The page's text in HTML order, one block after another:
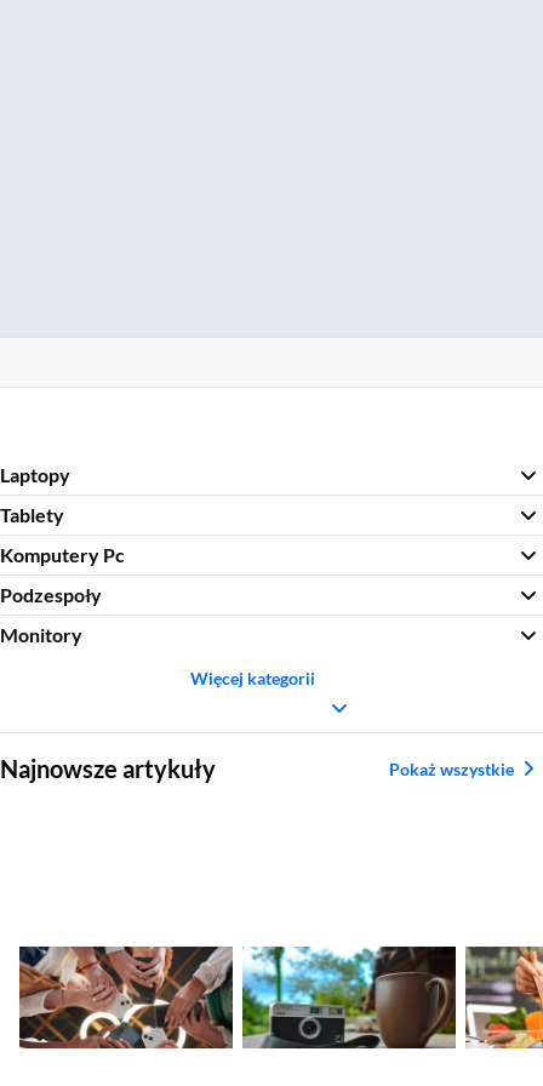
Laptopy
Tablety
Komputery Pc
Podzespoły
Monitory
Więcej kategorii
Najnowsze artykuły Pokaż wszystkie
Nadchodzące
premiery smartfonów
– kalendarz nowości
2026
Ranking aparatów
kompaktowych.
Najlepsze modele
2026